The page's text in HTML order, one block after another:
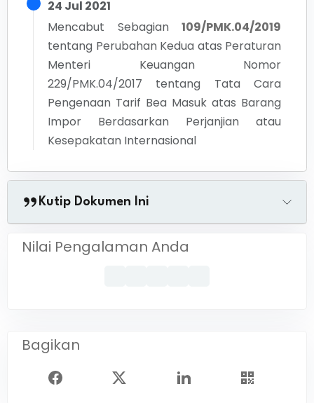
24 Jul 2021
Mencabut Sebagian 109/PMK.04/2019
tentang Perubahan Kedua atas Peraturan
Menteri Keuangan Nomor
229/PMK.04/2017 tentang Tata Cara
Pengenaan Tarif Bea Masuk atas Barang
Impor Berdasarkan Perjanjian atau
Kesepakatan Internasional
Kutip Dokumen Ini
Nilai Pengalaman Anda
Bagikan